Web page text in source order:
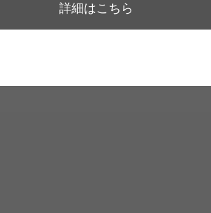
詳細はこちら